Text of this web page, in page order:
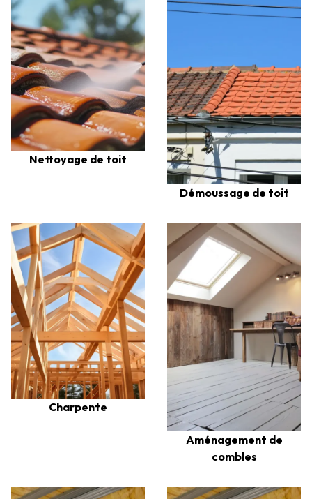
Nettoyage de toit
Démoussage de toit
Charpente
Aménagement de
combles